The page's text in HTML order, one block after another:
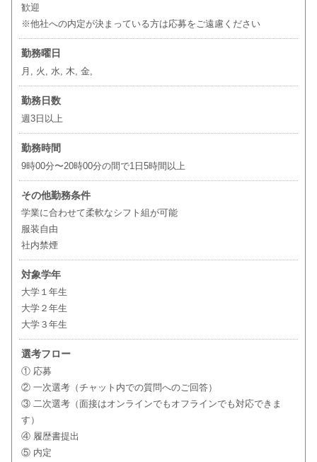
歓迎
※他社への内定が決まっている方は応募をご遠慮ください
勤務曜日
月, 火, 水, 木, 金,
勤務日数
週3日以上
勤務時間
9時00分〜20時00分の間で1日5時間以上
その他勤務条件
学業に合わせて柔軟なシフト組が可能
服装自由
社内禁煙
対象学年
大学１年生
大学２年生
大学３年生
選考フロー
① 応募
② 一次選考（チャット内での質問へのご回答）
③ 二次選考（面接はオンラインでもオフラインでも対応できま
す）
④ 履歴書提出
⑤ 内定